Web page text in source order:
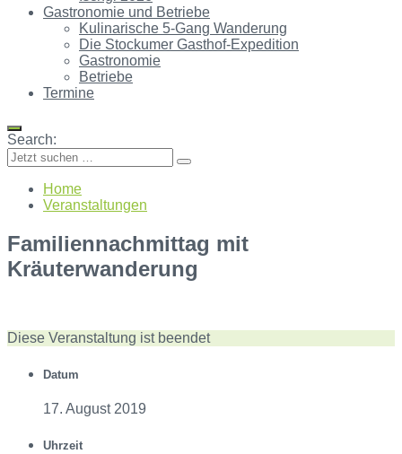
Gastronomie und Betriebe
Kulinarische 5-Gang Wanderung
Die Stockumer Gasthof-Expedition
Gastronomie
Betriebe
Termine
Search:
Home
Veranstaltungen
Familiennachmittag mit
Kräuterwanderung
Diese Veranstaltung ist beendet
Datum
17. August 2019
Uhrzeit